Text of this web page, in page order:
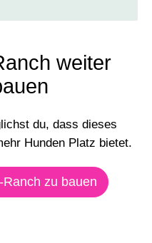
weiter
du, dass dieses
Hunden Platz bietet.
zu bauen